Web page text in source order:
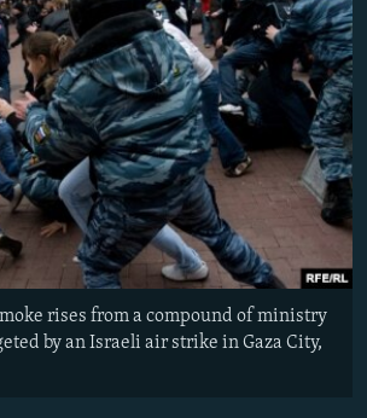
rises from a compound of ministry
by an Israeli air strike in Gaza City,